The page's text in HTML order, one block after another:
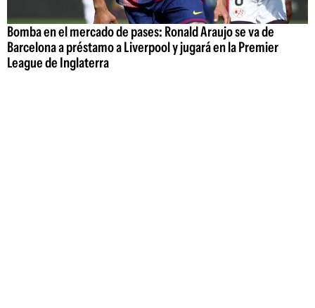
Bomba en el mercado de pases: Ronald Araujo se va de
Barcelona a préstamo a Liverpool y jugará en la Premier
League de Inglaterra